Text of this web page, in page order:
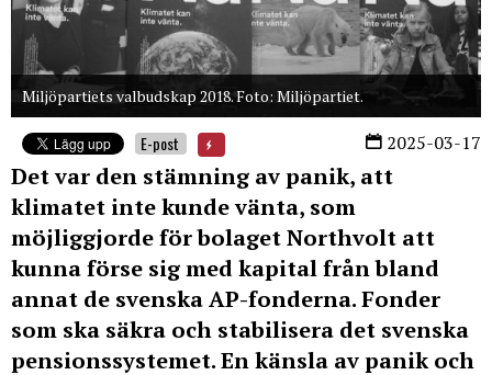
Miljöpartiets valbudskap 2018. Foto: Miljöpartiet.
2025-03-17
E-post
Det var den stämning av panik, att
klimatet inte kunde vänta, som
möjliggjorde för bolaget Northvolt att
kunna förse sig med kapital från bland
annat de svenska AP-fonderna. Fonder
som ska säkra och stabilisera det svenska
pensionssystemet. En känsla av panik och